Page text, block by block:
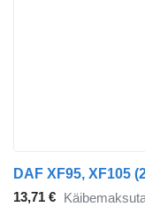
DAF XF95, XF105
13,71 €